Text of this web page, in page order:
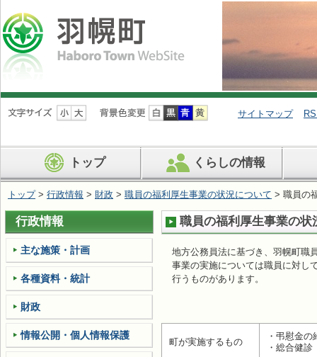
ナ
ビ
ン
を
ば
す
サイトマップ
トップ くらしの情報
トップ> 行政情報 > 財政 > 職員の福利厚生事業の状況について > 職員の
職員の福利厚生事業の
地方公務員法に基づき、羽幌町職
事業の実施については職員に対し
行うものがあります。
町が実施するもの
・弔慰金の
・総合健
行政情報
主な施策・計画
各種資料・統計
財政
情報公開・個人情報保護